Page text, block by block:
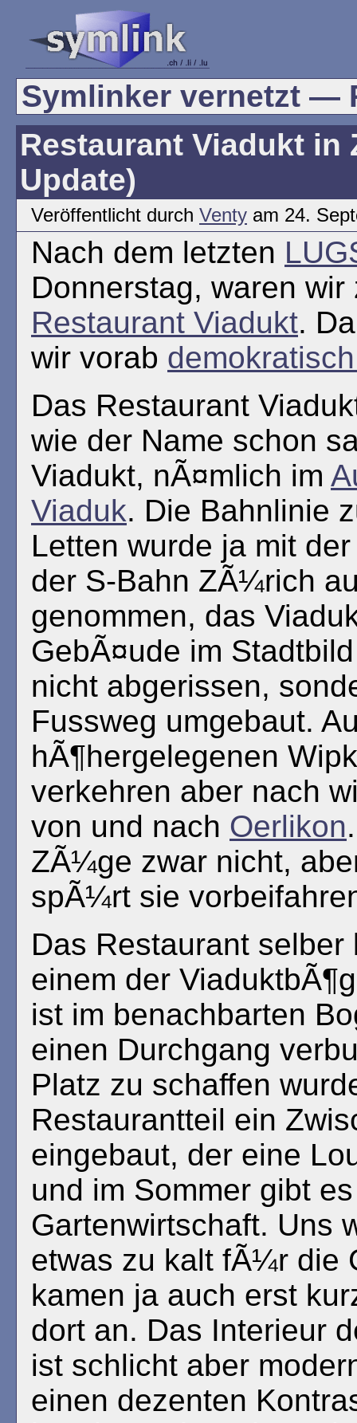
Symlinker vernetzt —
Restaurant Viadukt
Update)
Veröffentlicht durch Venty am 24.
Nach dem letzten
Donnerstag, waren
Restaurant Viadukt.
wir vorab
Das Restaurant
wie der Name schon
Viadukt, nÃ¤mlich im
Viaduk. Die Bahnlinie
Letten wurde ja mit
der S-Bahn ZÃ¼rich
genommen, das
GebÃ¤ude im
nicht abgerissen,
Fussweg umgebaut.
hÃ¶hergelegenen
verkehren aber nach
von und nach Oerlikon
ZÃ¼ge zwar nicht,
spÃ¼rt sie
Das Restaurant
einem der
ist im benachbarten
einen Durchgang
Platz zu schaffen
Restaurantteil ein
eingebaut, der eine
und im Sommer gibt
Gartenwirtschaft. Uns
etwas zu kalt fÃ¼r die
kamen ja auch erst
dort an. Das Interieur
ist schlicht aber
einen dezenten